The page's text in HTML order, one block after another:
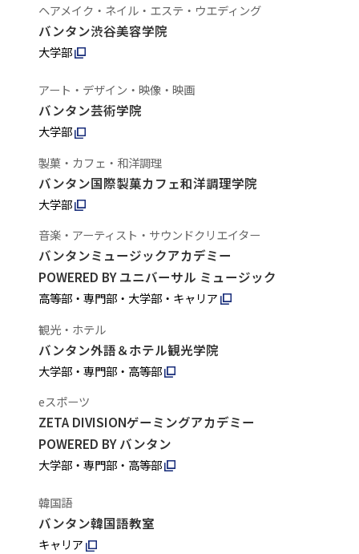
ヘアメイク・ネイル・エステ・ウエディング
バンタン渋谷美容学院
大学部
アート・デザイン・映像・映画
バンタン芸術学院
大学部
製菓・カフェ・和洋調理
バンタン国際製菓カフェ和洋調理学院
大学部
音楽・アーティスト・サウンドクリエイター
バンタンミュージックアカデミー
POWERED BY ユニバーサル ミュージック
高等部・専門部・大学部・キャリア
観光・ホテル
バンタン外語＆ホテル観光学院
大学部・専門部・高等部
eスポーツ
ZETA DIVISIONゲーミングアカデミー
POWERED BY バンタン
大学部・専門部・高等部
韓国語
バンタン韓国語教室
キャリア